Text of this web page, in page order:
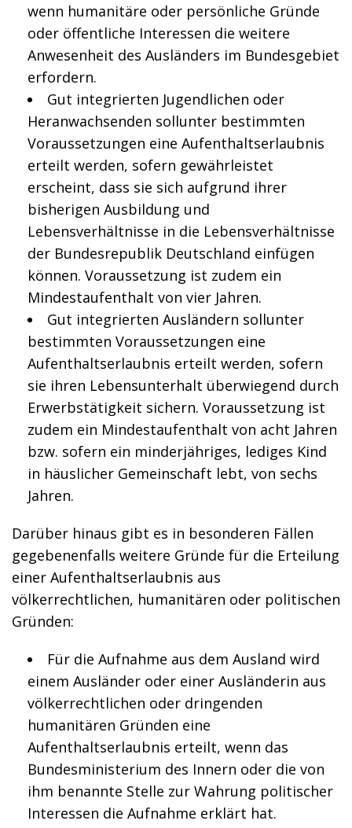
wenn humanitäre oder persönliche Gründe
oder öffentliche Interessen die weitere
Anwesenheit des Ausländers im Bundesgebiet
erfordern.
Gut integrierten Jugendlichen oder
Heranwachsenden sollunter bestimmten
Voraussetzungen eine Aufenthaltserlaubnis
erteilt werden, sofern gewährleistet
erscheint, dass sie sich aufgrund ihrer
bisherigen Ausbildung und
Lebensverhältnisse in die Lebensverhältnisse
der Bundesrepublik Deutschland einfügen
können. Voraussetzung ist zudem ein
Mindestaufenthalt von vier Jahren.
Gut integrierten Ausländern sollunter
bestimmten Voraussetzungen eine
Aufenthaltserlaubnis erteilt werden, sofern
sie ihren Lebensunterhalt überwiegend durch
Erwerbstätigkeit sichern. Voraussetzung ist
zudem ein Mindestaufenthalt von acht Jahren
bzw. sofern ein minderjähriges, lediges Kind
in häuslicher Gemeinschaft lebt, von sechs
Jahren.
Darüber hinaus gibt es in besonderen Fällen
gegebenenfalls weitere Gründe für die Erteilung
einer Aufenthaltserlaubnis aus
völkerrechtlichen, humanitären oder politischen
Gründen:
Für die Aufnahme aus dem Ausland wird
einem Ausländer oder einer Ausländerin aus
völkerrechtlichen oder dringenden
humanitären Gründen eine
Aufenthaltserlaubnis erteilt, wenn das
Bundesministerium des Innern oder die von
ihm benannte Stelle zur Wahrung politischer
Interessen die Aufnahme erklärt hat.